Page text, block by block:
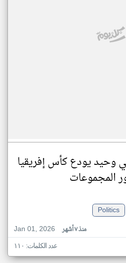
وحيد يودع كأس إفريقيا
Politics
Jan 01, 2026
منذ ٧ أشهر
عدد الكلمات: ١١٠